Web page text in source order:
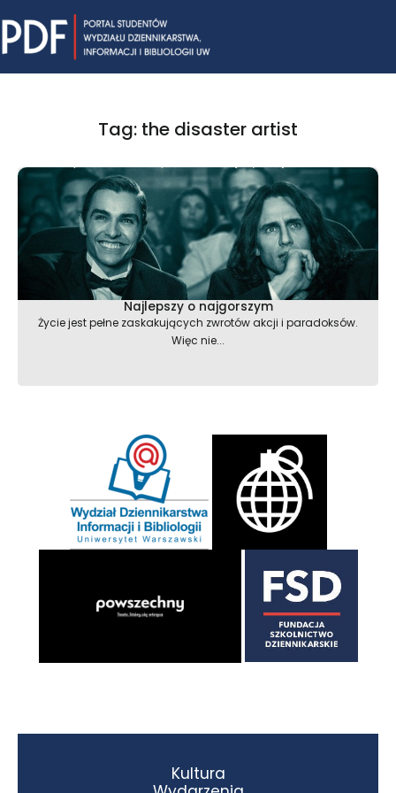
to
content
Tag: the disaster artist
Najlepszy o najgorszym
Życie jest pełne zaskakujących zwrotów akcji i paradoksów.
Więc nie...
Kultura